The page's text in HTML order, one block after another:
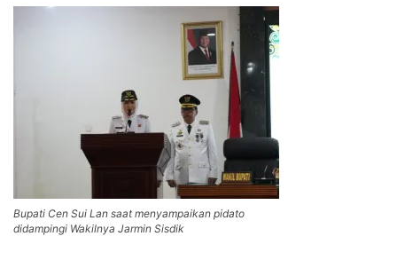
Bupati Cen Sui Lan saat menyampaikan pidato
didampingi Wakilnya Jarmin Sisdik